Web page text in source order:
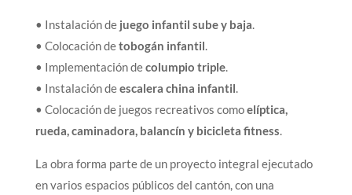
• Instalación de juego infantil sube y baja.
• Colocación detobogán infantil.
• Implementación decolumpio triple.
• Instalación deescalera china infantil.
• Colocación de juegos recreativos comoelíptica,
rueda, caminadora, balancín y bicicleta fitness.
La obra forma parte de un proyecto integral ejecutado
en varios espacios públicos del cantón, con una